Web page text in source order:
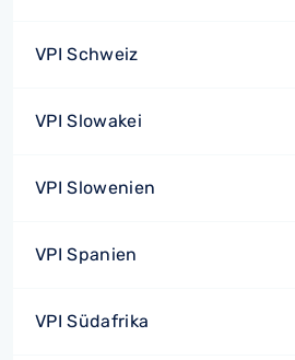
VPI Schweiz
VPI Slowakei
VPI Slowenien
VPI Spanien
VPI Südafrika